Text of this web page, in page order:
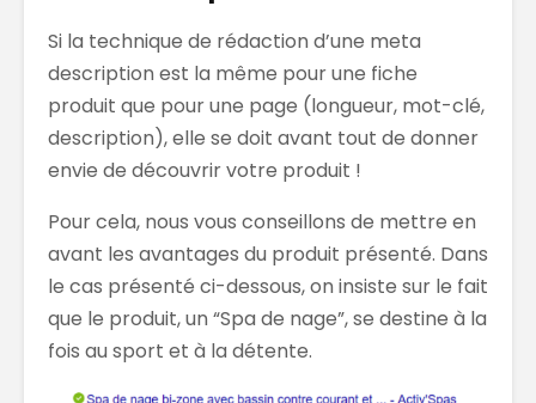
Si la technique de rédaction d’une meta
description est la même pour une fiche
produit que pour une page (longueur, mot-clé,
description), elle se doit avant tout de donner
envie de découvrir votre produit !
Pour cela, nous vous conseillons de mettre en
avant les avantages du produit présenté. Dans
le cas présenté ci-dessous, on insiste sur le fait
que le produit, un “Spa de nage”, se destine à la
fois au sport et à la détente.